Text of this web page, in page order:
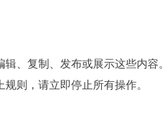
、复制、发布或展示这些内容
则，请立即停止所有操作。